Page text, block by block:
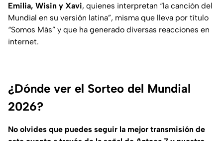
Emilia, Wisin y Xavi, quienes interpretan “la canción del
Mundial en su versión latina”, misma que lleva por título
“Somos Más” y que ha generado diversas reacciones en
internet.
¿Dónde ver el Sorteo del Mundial
2026?
No olvides que puedes seguir la mejor transmisión de